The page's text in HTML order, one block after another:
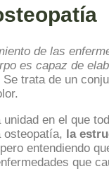
de las
es capaz de
Se trata de un
en el que
osteopatía, la
entendiendo
que